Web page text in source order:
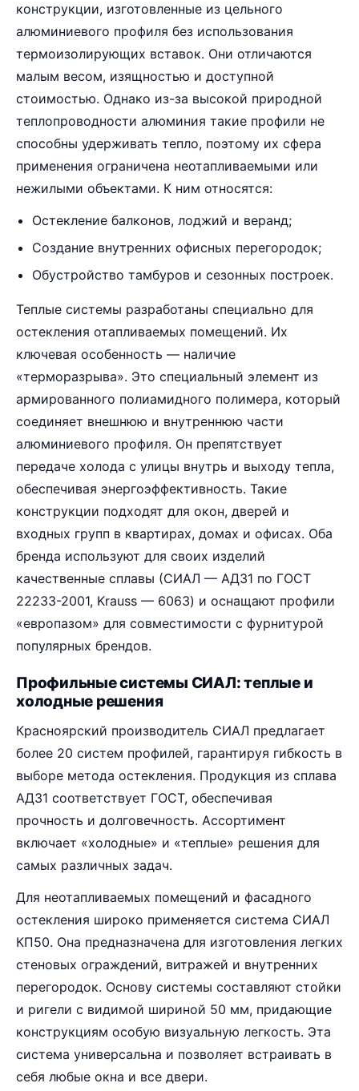
конструкции, изготовленные из цельного
алюминиевого профиля без использования
термоизолирующих вставок. Они отличаются
малым весом, изящностью и доступной
стоимостью. Однако из-за высокой природной
теплопроводности алюминия такие профили не
способны удерживать тепло, поэтому их сфера
применения ограничена неотапливаемыми или
нежилыми объектами. К ним относятся:
Остекление балконов, лоджий и веранд;
Создание внутренних офисных перегородок;
Обустройство тамбуров и сезонных построек.
Теплые системы разработаны специально для
остекления отапливаемых помещений. Их
ключевая особенность — наличие
«терморазрыва». Это специальный элемент из
армированного полиамидного полимера, который
соединяет внешнюю и внутреннюю части
алюминиевого профиля. Он препятствует
передаче холода с улицы внутрь и выходу тепла,
обеспечивая энергоэффективность. Такие
конструкции подходят для окон, дверей и
входных групп в квартирах, домах и офисах. Оба
бренда используют для своих изделий
качественные сплавы (СИАЛ — АД31 по ГОСТ
22233-2001, Krauss — 6063) и оснащают профили
«европазом» для совместимости с фурнитурой
популярных брендов.
Профильные системы СИАЛ: теплые и
холодные решения
Красноярский производитель СИАЛ предлагает
более 20 систем профилей, гарантируя гибкость в
выборе метода остекления. Продукция из сплава
АД31 соответствует ГОСТ, обеспечивая
прочность и долговечность. Ассортимент
включает «холодные» и «теплые» решения для
самых различных задач.
Для неотапливаемых помещений и фасадного
остекления широко применяется система СИАЛ
КП50. Она предназначена для изготовления легких
стеновых ограждений, витражей и внутренних
перегородок. Основу системы составляют стойки
и ригели с видимой шириной 50 мм, придающие
конструкциям особую визуальную легкость. Эта
система универсальна и позволяет встраивать в
себя любые окна и все двери.